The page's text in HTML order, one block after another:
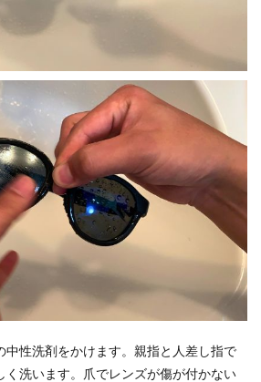
中性洗剤をかけます。親指と人差し指で
く洗います。爪でレンズが傷が付かない